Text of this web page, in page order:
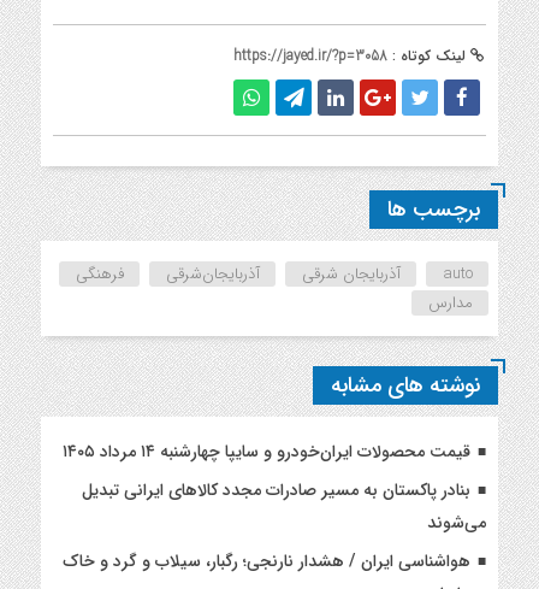
لینک کوتاه : https://jayed.ir/?p=3058
برچسب ها
auto آذربایجان شرقی آذربایجان‌شرقی
فرهنگی
مدارس
نوشته های مشابه
قیمت محصولات ایران‌خودرو و سایپا چهارشنبه ۱۴ مرداد ۱۴۰۵
بنادر پاکستان به مسیر صادرات مجدد کالاهای ایرانی تبدیل
می‌شوند
هواشناسی ایران / هشدار نارنجی؛ رگبار، سیلاب و گرد و خاک